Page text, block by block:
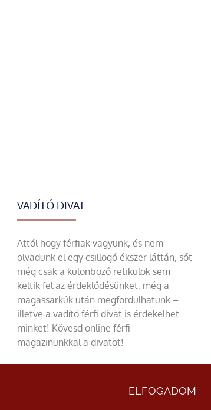
VADÍTÓ DIVAT
Attól hogy férfiak vagyunk, és nem
olvadunk el egy csillogó ékszer láttán, sőt
még csak a különböző retikülök sem
keltik fel az érdeklődésünket, még a
magassarkúk után megfordulhatunk –
illetve a vadító férfi divat is érdekelhet
minket! Kövesd online férfi
magazinunkkal a divatot!
Adatvédelmi nyilatkozat
ELFOGADOM